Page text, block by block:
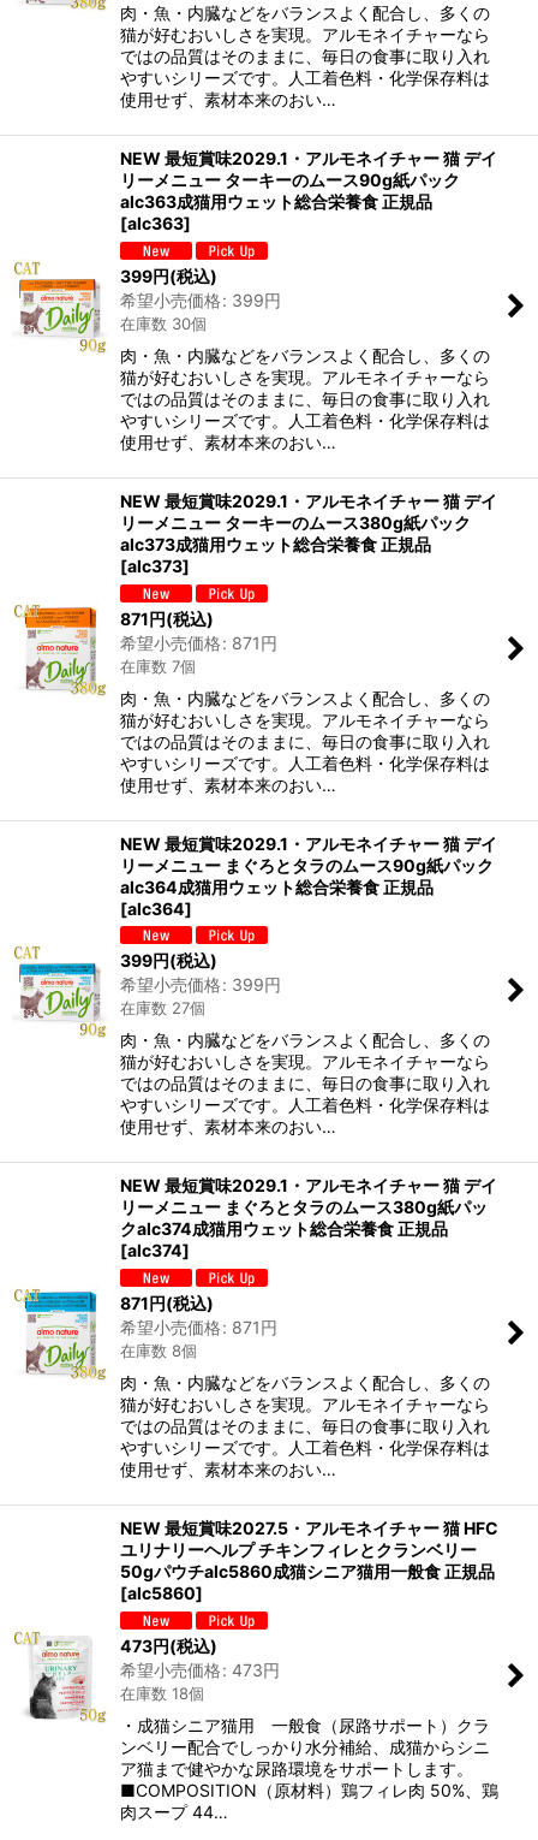
肉・魚・内臓などをバランスよく配合し、多くの
猫が好むおいしさを実現。アルモネイチャーなら
ではの品質はそのままに、毎日の食事に取り入れ
やすいシリーズです。人工着色料・化学保存料は
使用せず、素材本来のおい…
NEW 最短賞味2029.1・アルモネイチャー 猫 デイ
リーメニュー ターキーのムース90g紙パック
alc363成猫用ウェット総合栄養食 正規品
[alc363]
399円(税込)
希望小売価格: 399円
在庫数 30個
肉・魚・内臓などをバランスよく配合し、多くの
猫が好むおいしさを実現。アルモネイチャーなら
ではの品質はそのままに、毎日の食事に取り入れ
やすいシリーズです。人工着色料・化学保存料は
使用せず、素材本来のおい…
NEW 最短賞味2029.1・アルモネイチャー 猫 デイ
リーメニュー ターキーのムース380g紙パック
alc373成猫用ウェット総合栄養食 正規品
[alc373]
871円(税込)
希望小売価格: 871円
在庫数 7個
肉・魚・内臓などをバランスよく配合し、多くの
猫が好むおいしさを実現。アルモネイチャーなら
ではの品質はそのままに、毎日の食事に取り入れ
やすいシリーズです。人工着色料・化学保存料は
使用せず、素材本来のおい…
NEW 最短賞味2029.1・アルモネイチャー 猫 デイ
リーメニュー まぐろとタラのムース90g紙パック
alc364成猫用ウェット総合栄養食 正規品
[alc364]
399円(税込)
希望小売価格: 399円
在庫数 27個
肉・魚・内臓などをバランスよく配合し、多くの
猫が好むおいしさを実現。アルモネイチャーなら
ではの品質はそのままに、毎日の食事に取り入れ
やすいシリーズです。人工着色料・化学保存料は
使用せず、素材本来のおい…
NEW 最短賞味2029.1・アルモネイチャー 猫 デイ
リーメニュー まぐろとタラのムース380g紙パッ
クalc374成猫用ウェット総合栄養食 正規品
[alc374]
871円(税込)
希望小売価格: 871円
在庫数 8個
肉・魚・内臓などをバランスよく配合し、多くの
猫が好むおいしさを実現。アルモネイチャーなら
ではの品質はそのままに、毎日の食事に取り入れ
やすいシリーズです。人工着色料・化学保存料は
使用せず、素材本来のおい…
NEW 最短賞味2027.5・アルモネイチャー 猫 HFC
ユリナリーヘルプ チキンフィレとクランベリー
50gパウチalc5860成猫シニア猫用一般食 正規品
[alc5860]
473円(税込)
希望小売価格: 473円
在庫数 18個
・成猫シニア猫用 一般食（尿路サポート）クラ
ンベリー配合でしっかり水分補給、成猫からシニ
ア猫まで健やかな尿路環境をサポートします。
■COMPOSITION（原材料）鶏フィレ肉 50%、鶏
肉スープ 44…